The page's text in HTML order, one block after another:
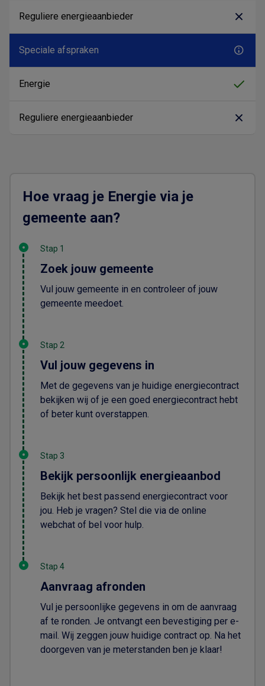
Speciale afspraken
Hoe vraag je Energie via je
gemeente aan?
Stap 1
Zoek jouw gemeente
Vul jouw gemeente in en controleer of jouw
gemeente meedoet.
Stap 2
Vul jouw gegevens in
Met de gegevens van je huidige energiecontract
bekijken wij of je een goed energiecontract hebt
of beter kunt overstappen.
Stap 3
Bekijk persoonlijk energieaanbod
Bekijk het best passend energiecontract voor
jou. Heb je vragen? Stel die via de online
webchat of bel voor hulp.
Stap 4
Aanvraag afronden
Vul je persoonlijke gegevens in om de aanvraag
af te ronden. Je ontvangt een bevestiging per e-
mail. Wij zeggen jouw huidige contract op. Na het
doorgeven van je meterstanden ben je klaar!